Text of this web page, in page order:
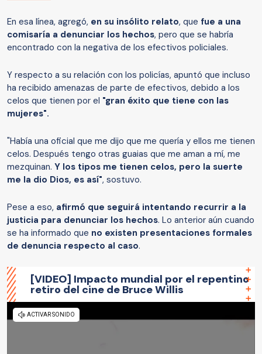
En esa línea, agregó, en su insólito relato, que fue a una
comisaría a denunciar los hechos, pero que se habría
encontrado con la negativa de los efectivos policiales.
Y respecto a su relación con los policías, apuntó que incluso
ha recibido amenazas de parte de efectivos, debido a los
celos que tienen por el "gran éxito que tiene con las
mujeres".
"Había una oficial que me dijo que me quería y ellos me tienen
celos. Después tengo otras guaias que me aman a mí, me
mezquinan. Y los tipos me tienen celos, pero la suerte
me la dio Dios, es así", sostuvo.
Pese a eso, afirmó que seguirá intentando recurrir a la
justicia para denunciar los hechos. Lo anterior aún cuando
se ha informado que no existen presentaciones formales
de denuncia respecto al caso.
[VIDEO] Impacto mundial por el repentino
retiro del cine de Bruce Willis